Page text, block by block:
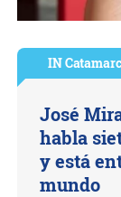
IN
José
habla
y está
mundo